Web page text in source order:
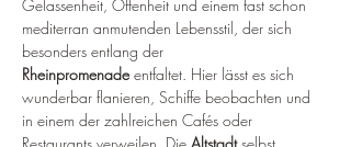
Gelassenheit, Offenheit und einem fast schon
mediterran anmutenden Lebensstil, der sich
besonders entlang der
Rheinpromenade entfaltet. Hier lässt es sich
wunderbar flanieren, Schiffe beobachten und
in einem der zahlreichen Cafés oder